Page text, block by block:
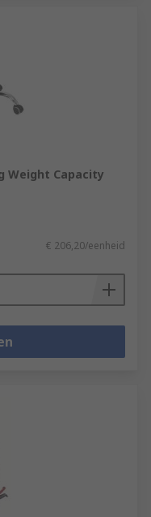
Weight Capacity
€ 206,20/eenheid